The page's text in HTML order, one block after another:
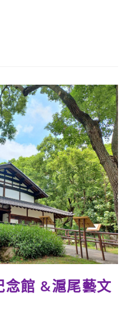
念館 &滬尾藝文